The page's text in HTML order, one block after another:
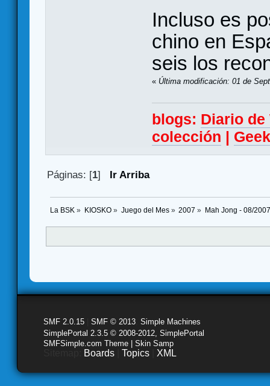
Incluso es
chino en
seis los
« Última modificación: 01 de
blogs: Diario
colección |
Páginas: [1] Ir Arriba
La BSK » KIOSKO» Juego del Mes» 2007 » Mah Jong - 08/2007
SMF 2.0.15 SMF © 2013 Simple Machines
SimplePortal 2.3.5 © 2008-2012, SimplePortal
SMFSimple.com Theme | Skin Samp
Boards Topics XML